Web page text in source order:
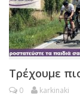
Τρέχουμε
0 karkinaki